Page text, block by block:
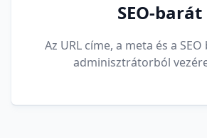
SEO-barát
Az URL címe, a meta és a
adminisztrátorból